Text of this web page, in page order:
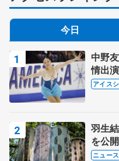
今日
中野
情出
ス」
アイス
羽生
を公
の瑞
ニュース